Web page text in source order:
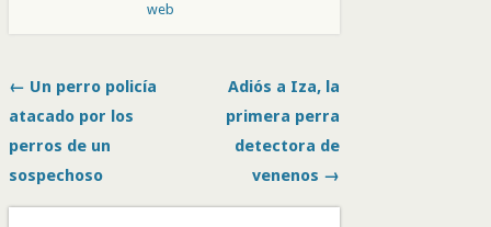
web
← Un perro policía
atacado por los
perros de un
sospechoso
Adiós a Iza, la
primera perra
detectora de
venenos →